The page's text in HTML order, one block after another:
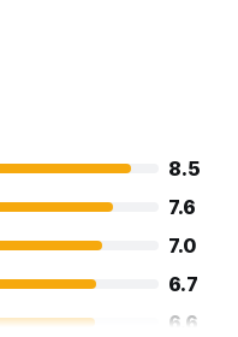
8.5
7.6
7.0
6.7
6.6